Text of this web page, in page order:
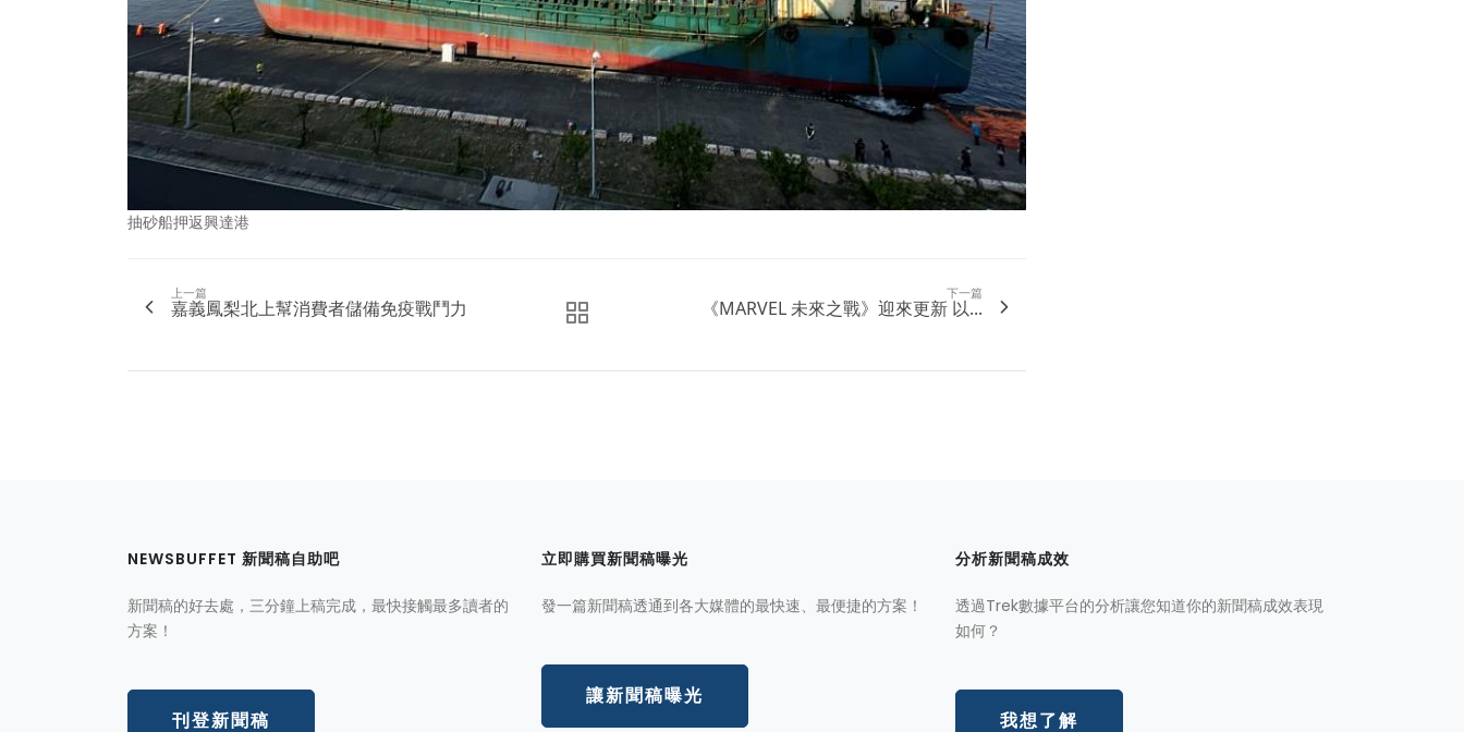
抽砂船押返興達港
上一篇
嘉義鳳梨北上幫消費者儲備免疫戰鬥力
下一篇
《MARVEL 未來之戰》迎來更新 以...
NEWSBUFFET 新聞稿自助吧
新聞稿的好去處，三分鐘上稿完成，最快接觸最多讀者的
方案！
刊登新聞稿
立即購買新聞稿曝光
發一篇新聞稿透通到各大媒體的最快速、最便捷的方案！
讓新聞稿曝光
分析新聞稿成效
透過Trek數據平台的分析讓您知道你的新聞稿成效表現
如何？
我想了解